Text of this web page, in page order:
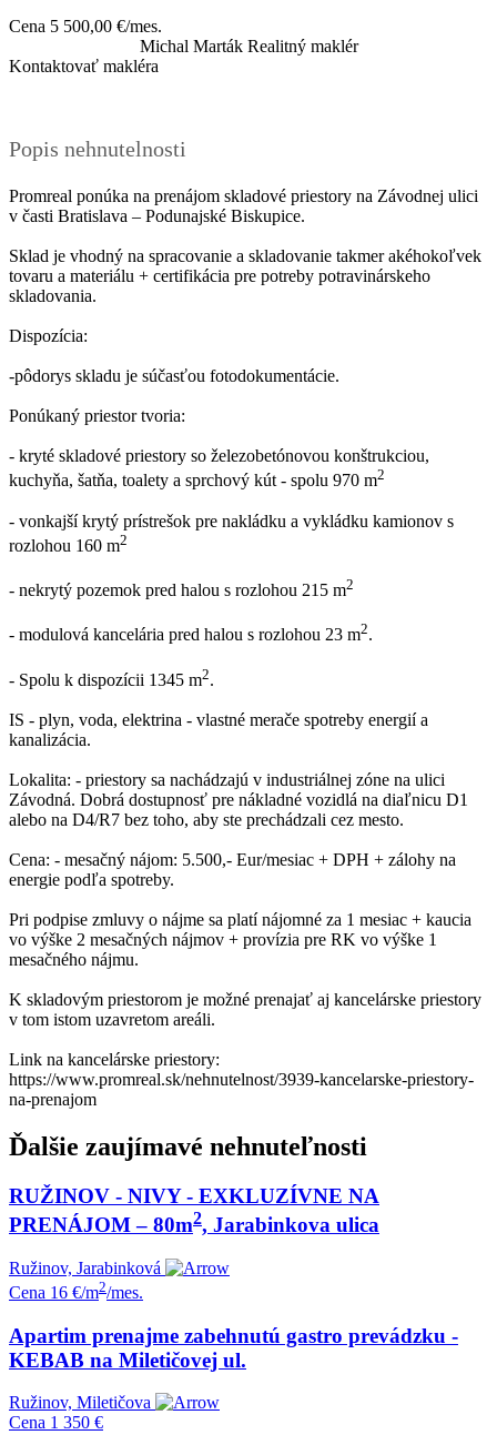
Cena 5 500,00 €/mes.
Michal Marták Realitný maklér
Kontaktovať makléra
Popis nehnutelnosti
Promreal ponúka na prenájom skladové priestory na Závodnej ulici
v časti Bratislava – Podunajské Biskupice.
Sklad je vhodný na spracovanie a skladovanie takmer akéhokoľvek
tovaru a materiálu + certifikácia pre potreby potravinárskeho
skladovania.
Dispozícia:
-pôdorys skladu je súčasťou fotodokumentácie.
Ponúkaný priestor tvoria:
- kryté skladové priestory so železobetónovou konštrukciou,
kuchyňa, šatňa, toalety a sprchový kút - spolu 970 m2
- vonkajší krytý prístrešok pre nakládku a vykládku kamionov s
rozlohou 160 m2
- nekrytý pozemok pred halou s rozlohou 215 m2
- modulová kancelária pred halou s rozlohou 23 m2.
- Spolu k dispozícii 1345 m2.
IS - plyn, voda, elektrina - vlastné merače spotreby energií a
kanalizácia.
Lokalita: - priestory sa nachádzajú v industriálnej zóne na ulici
Závodná. Dobrá dostupnosť pre nákladné vozidlá na diaľnicu D1
alebo na D4/R7 bez toho, aby ste prechádzali cez mesto.
Cena: - mesačný nájom: 5.500,- Eur/mesiac + DPH + zálohy na
energie podľa spotreby.
Pri podpise zmluvy o nájme sa platí nájomné za 1 mesiac + kaucia
vo výške 2 mesačných nájmov + provízia pre RK vo výške 1
mesačného nájmu.
K skladovým priestorom je možné prenajať aj kancelárske priestory
v tom istom uzavretom areáli.
Link na kancelárske priestory:
https://www.promreal.sk/nehnutelnost/3939-kancelarske-priestory-
na-prenajom
Ďalšie zaujímavé nehnuteľnosti
RUŽINOV - NIVY - EXKLUZÍVNE NA
PRENÁJOM – 80m2, Jarabinkova ulica
Ružinov, Jarabinková
Cena 16 €/m2/mes.
Apartim prenajme zabehnutú gastro prevádzku -
KEBAB na Miletičovej ul.
Ružinov, Miletičova
Cena 1 350 €